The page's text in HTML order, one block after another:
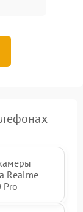
Realme
Pro